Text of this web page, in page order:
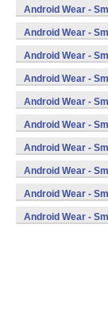
Android Wear -
Android Wear -
Android Wear -
Android Wear -
Android Wear -
Android Wear -
Android Wear -
Android Wear -
Android Wear -
Android Wear -